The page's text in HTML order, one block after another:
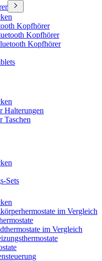
Kopfhörer
Kopfhörer
Kopfhörer
Halterungen
Taschen
Sets
im Vergleich
im Vergleich